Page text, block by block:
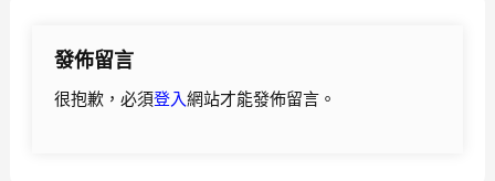
發佈留言
很抱歉，必須登入網站才能發佈留言。